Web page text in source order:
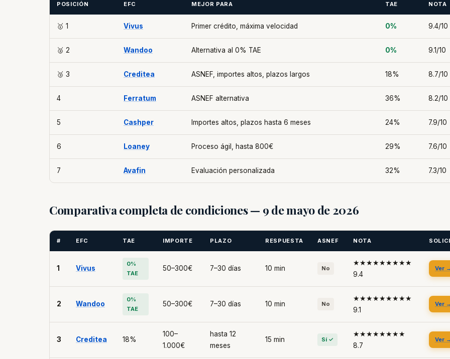
POSICIÓN EFC MEJOR PARA TAE NOTA
🥇 1 Vivus Primer crédito, máxima velocidad 0% 9.4/10
🥈 2 Wandoo Alternativa al 0% TAE 0% 9.1/10
🥉 3 Creditea ASNEF, importes altos, plazos largos 18% 8.7/10
4 Ferratum ASNEF alternativa 36% 8.2/10
5 Cashper Importes altos, plazos hasta 6 meses 24% 7.9/10
6 Loaney Proceso ágil, hasta 800€ 29% 7.6/10
7 Avafin Evaluación personalizada 32% 7.3/10
Comparativa completa de condiciones — 9 de mayo de 2026
# EFC TAE IMPORTE PLAZO RESPUESTA ASNEF NOTA
1 Vivus
0%
TAE
50–300€ 7–30 días 10 min No
★★★★★★★★★
9.4
Ver
2 Wandoo
0%
TAE
50–300€ 7–30 días 10 min No
★★★★★★★★★
9.1
Ver
3 Creditea 18%
100–
1.000€
hasta 12
meses
15 min Sí ✓
★★★★★★★★
8.7
Ver